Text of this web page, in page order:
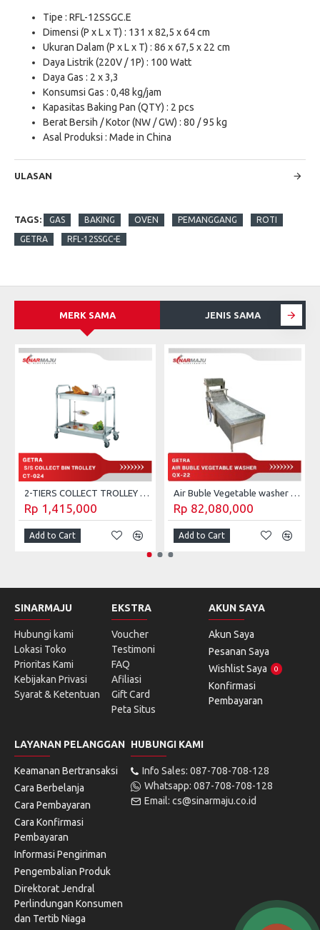
Tipe : RFL-12SSGC.E
Dimensi (P x L x T) : 131 x 82,5 x 64 cm
Ukuran Dalam (P x L x T) : 86 x 67,5 x 22 cm
Daya Listrik (220V / 1P) : 100 Watt
Daya Gas : 2 x 3,3
Konsumsi Gas : 0,48 kg/jam
Kapasitas Baking Pan (QTY) : 2 pcs
Berat Bersih / Kotor (NW / GW) : 80 / 95 kg
Asal Produksi : Made in China
ULASAN
TAGS: GAS BAKING OVEN PEMANGGANG ROTI
GETRA RFL-12SSGC-E
MERK SAMA JENIS SAMA
2-TIERS COLLECT TROLLEY GETRA CT-023
Rp 1,415,000
Add to Cart
Air Buble Vegetable washer Getra QX-22
Rp 82,080,000
Add to Cart
SINARMAJU
Hubungi kami
Lokasi Toko
Prioritas Kami
Kebijakan Privasi
Syarat & Ketentuan
EKSTRA
Voucher
Testimoni
FAQ
Afiliasi
Gift Card
Peta Situs
AKUN SAYA
Akun Saya
Pesanan Saya
Wishlist Saya
0
Konfirmasi
Pembayaran
LAYANAN PELANGGAN
Keamanan Bertransaksi
Cara Berbelanja
Cara Pembayaran
Cara Konfirmasi
Pembayaran
Informasi Pengiriman
Pengembalian Produk
Direktorat Jendral
Perlindungan Konsumen
dan Tertib Niaga
HUBUNGI KAMI
Info Sales: 087-708-708-128
Whatsapp: 087-708-708-128
Email: cs@sinarmaju.co.id